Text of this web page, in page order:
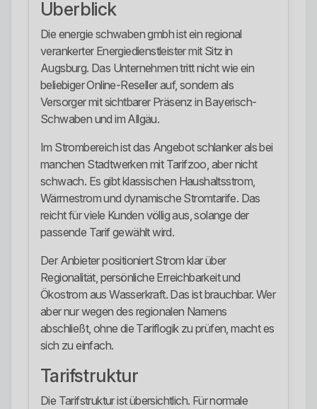
Überblick
Die energie schwaben gmbh ist ein regional
verankerter Energiedienstleister mit Sitz in
Augsburg. Das Unternehmen tritt nicht wie ein
beliebiger Online-Reseller auf, sondern als
Versorger mit sichtbarer Präsenz in Bayerisch-
Schwaben und im Allgäu.
Im Strombereich ist das Angebot schlanker als bei
manchen Stadtwerken mit Tarifzoo, aber nicht
schwach. Es gibt klassischen Haushaltsstrom,
Wärmestrom und dynamische Stromtarife. Das
reicht für viele Kunden völlig aus, solange der
passende Tarif gewählt wird.
Der Anbieter positioniert Strom klar über
Regionalität, persönliche Erreichbarkeit und
Ökostrom aus Wasserkraft. Das ist brauchbar. Wer
aber nur wegen des regionalen Namens
abschließt, ohne die Tariflogik zu prüfen, macht es
sich zu einfach.
Tarifstruktur
Die Tarifstruktur ist übersichtlich. Für normale